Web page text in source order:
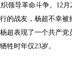
领导革命斗争。12
的战友，杨超不幸被
超表现了一个共产
牲时年仅23岁。